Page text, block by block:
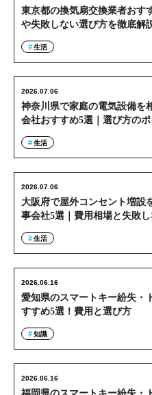
東京都の換気扇交換業者おす
や失敗しない選び方を徹底解
生活
神奈川県で家庭の電気設備を
会社おすすめ5選｜選び方の
2026.07.06
生活
大阪府で屋外コンセント増設
事会社5選｜費用相場と失敗
2026.07.06
生活
愛知県のスマートキー紛失・
すすめ5選！費用と選び方
2026.06.16
知識
2026.06.16